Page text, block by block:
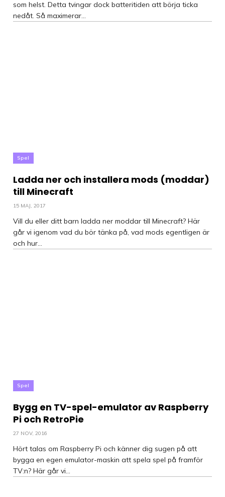
som helst. Detta tvingar dock batteritiden att börja ticka
nedåt. Så maximerar...
Spel
Ladda ner och installera mods (moddar)
till Minecraft
15 MAJ, 2017
Vill du eller ditt barn ladda ner moddar till Minecraft? Här
går vi igenom vad du bör tänka på, vad mods egentligen är
och hur...
Spel
Bygg en TV-spel-emulator av Raspberry
Pi och RetroPie
27 NOV, 2016
Hört talas om Raspberry Pi och känner dig sugen på att
bygga en egen emulator-maskin att spela spel på framför
TV:n? Här går vi...